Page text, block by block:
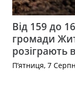
Від 159 до
громади
розіграють
П’ятниця, 7